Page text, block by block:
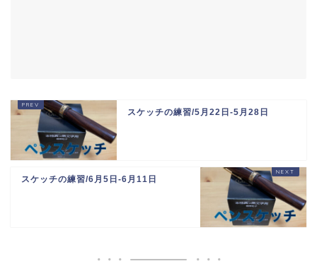
スケッチの練習/5月22日-5月28日
スケッチの練習/6月5日-6月11日